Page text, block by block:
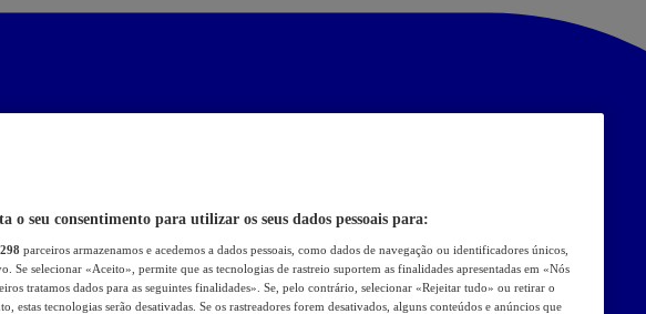
o seu consentimento para utilizar os seus dados pessoais para:
298 parceiros armazenamos e acedemos a dados pessoais, como dados de navegação ou identificadores únicos,
Se selecionar «Aceito», permite que as tecnologias de rastreio suportem as finalidades apresentadas em «Nós
tratamos dados para as seguintes finalidades». Se, pelo contrário, selecionar «Rejeitar tudo» ou retirar o
estas tecnologias serão desativadas. Se os rastreadores forem desativados, alguns conteúdos e anúncios que